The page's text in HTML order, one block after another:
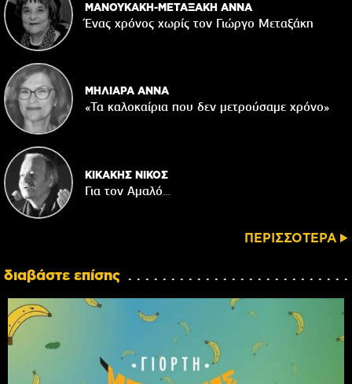
ΜΑΝΟΥΚΑΚΗ-ΜΕΤΑΞΑΚΗ ΑΝΝΑ
Ένας χρόνος χωρίς τον Γιώργο Μεταξάκη
ΜΗΛΙΑΡΑ ΑΝΝΑ
«Τα καλοκαίρια που δεν μετρούσαμε χρόνο»
ΚΙΚΑΚΗΣ ΝΙΚΟΣ
Για τον Αμαλό…
ΠΕΡΙΣΣΟΤΕΡΑ
διαβάστε επίσης